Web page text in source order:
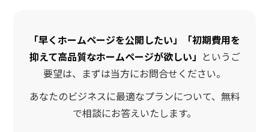
「早くホームページを公開したい」「初期費用を
抑えて高品質なホームページが欲しい」 というご
要望は、まずは当方にお問合せください。
あなたのビジネスに最適なプランについて、無料
で相談にお答えいたします。